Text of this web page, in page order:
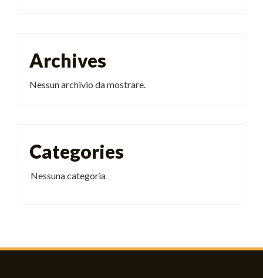
Archives
Nessun archivio da mostrare.
Categories
Nessuna categoria